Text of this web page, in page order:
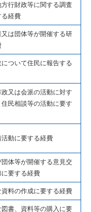
行財政等に関する調査
経費
は団体等が開催する研
ついて住民に報告する
又は会派の活動に対す
民相談等の活動に要す
動に要する経費
体等が開催する意見交
要する経費
料の作成に要する経費
書、資料等の購入に要